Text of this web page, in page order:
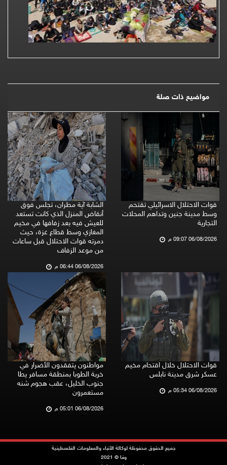
مواضيع ذات صلة
قوات الاحتلال الاسرائيلي تقتحم
وسط مدينة جنين وتداهم المحلات
التجارية
06/08/2026 09:07 م
الشابة آية مطران، تجلس فوق
أنقاض المنزل الذي كانت تستعد
للعيش فيه بعد زفافها في مخيم
المغازي وسط قطاع غزة، حيث
دمرته قوات الاحتلال قبل ساعات
من موعد الزفاف
06/08/2026 06:44 م
قوات الاحتلال خلال اقتحام مخيم
عسكر شرق مدينة نابلس
06/08/2026 05:34 م
مواطنون يتفقدون الأضرار في
خربة الطوبا بمنطقة مسافر يطا
جنوب الخليل، عقب هجوم شنه
مستعمرون
06/08/2026 05:01 م
جميع الحقوق محفوظة لوكالة الأنباء والمعلومات الفلسطينية
وفا © 2021